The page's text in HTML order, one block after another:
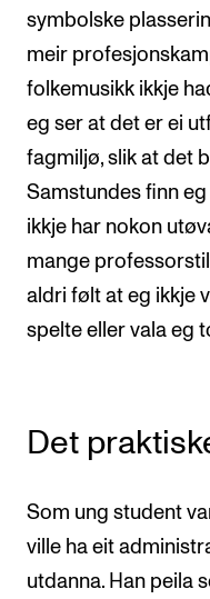
symbolske
meir
folkemusikk ikkje
eg ser at det er ei
fagmiljø, slik at det
Samstundes finn
ikkje har nokon
mange
aldri følt at eg ikkje
spelte eller vala eg
Det
Som ung student
ville ha eit
utdanna. Han peila